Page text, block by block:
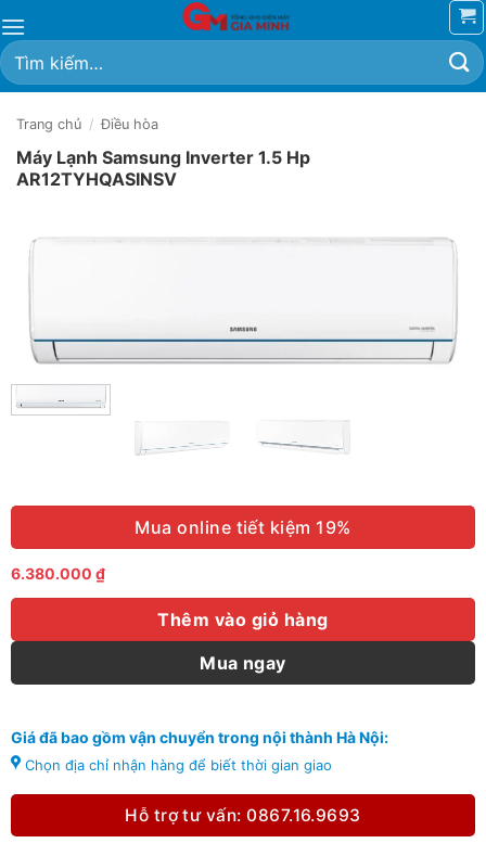
qua
nội
dung
Tìm
kiếm:
Trang chủ / Điều hòa
Máy Lạnh Samsung Inverter 1.5 Hp
AR12TYHQASINSV
Mua online tiết kiệm 19%
6.380.000 ₫
Thêm vào giỏ hàng
Mua ngay
Giá đã bao gồm vận chuyển trong nội thành Hà Nội:
Chọn địa chỉ nhận hàng để biết thời gian giao
Hỗ trợ tư vấn: 0867.16.9693